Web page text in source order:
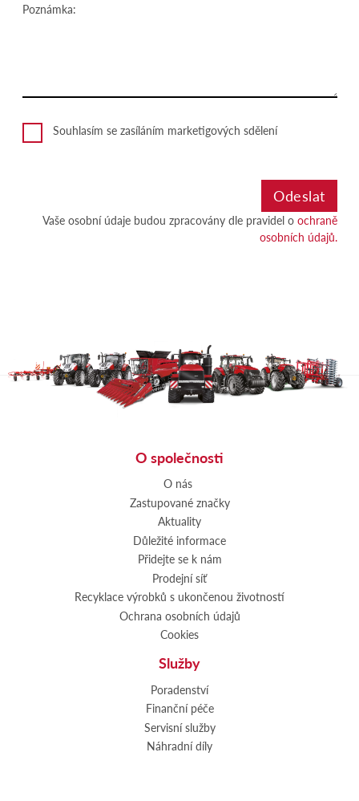
Poznámka:
Souhlasím se zasíláním marketigových sdělení
Vaše osobní údaje budou zpracovány dle pravidel o ochraně
osobních údajů.
O společnosti
O nás
Zastupované značky
Aktuality
Důležité informace
Přidejte se k nám
Prodejní síť
Recyklace výrobků s ukončenou životností
Ochrana osobních údajů
Cookies
Služby
Poradenství
Finanční péče
Servisní služby
Náhradní díly